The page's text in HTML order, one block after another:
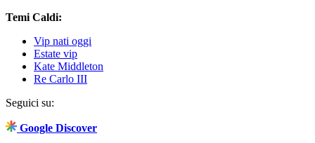
Temi Caldi:
Vip nati oggi
Estate vip
Kate Middleton
Re Carlo III
Seguici su:
Google Discover